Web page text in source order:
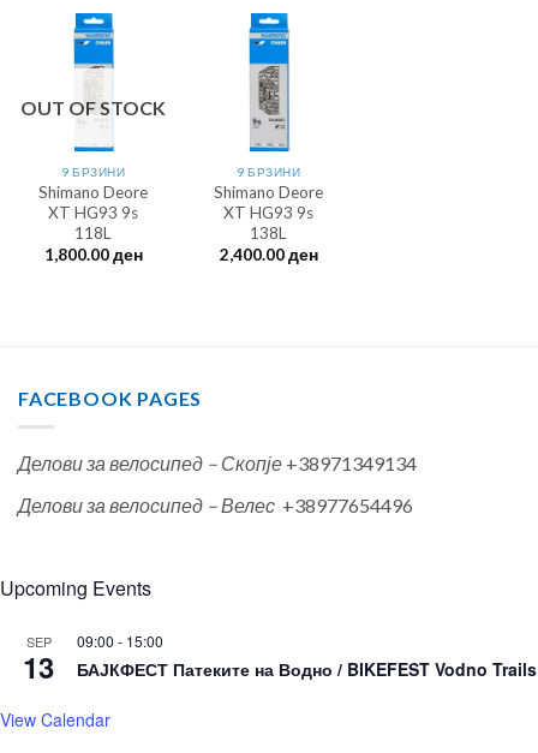
OUT OF STOCK
9 БРЗИНИ
Shimano Deore
XT HG93 9s
118L
1,800.00ден
9 БРЗИНИ
Shimano Deore
XT HG93 9s
138L
2,400.00ден
FACEBOOK PAGES
Делови за велосипед – Скопје +38971349134
Делови за велосипед – Велес +38977654496
Upcoming Events
SEP
13
09:00 - 15:00
БАЈКФЕСТ Патеките на Водно / BIKEFEST Vodno Trails
View Calendar